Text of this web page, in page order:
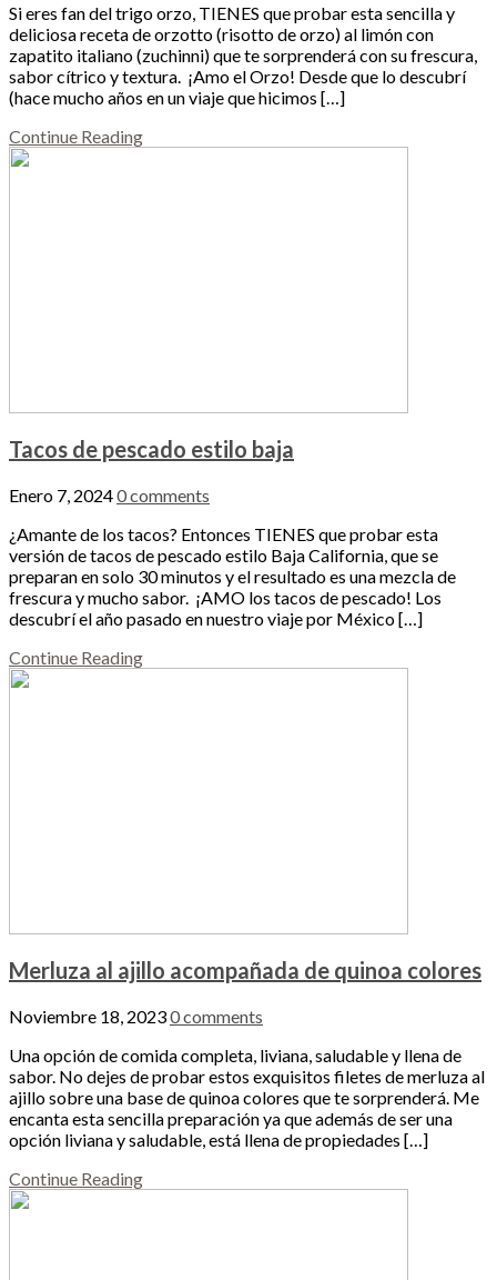
Si eres fan del trigo orzo, TIENES que probar esta sencilla y
deliciosa receta de orzotto (risotto de orzo) al limón con
zapatito italiano (zuchinni) que te sorprenderá con su frescura,
sabor cítrico y textura. ¡Amo el Orzo! Desde que lo descubrí
(hace mucho años en un viaje que hicimos […]
Continue Reading
Tacos de pescado estilo baja
Enero 7, 20240 comments
¿Amante de los tacos? Entonces TIENES que probar esta
versión de tacos de pescado estilo Baja California, que se
preparan en solo 30 minutos y el resultado es una mezcla de
frescura y mucho sabor. ¡AMO los tacos de pescado! Los
descubrí el año pasado en nuestro viaje por México […]
Continue Reading
Merluza al ajillo acompañada de quinoa colores
Noviembre 18, 20230 comments
Una opción de comida completa, liviana, saludable y llena de
sabor. No dejes de probar estos exquisitos filetes de merluza al
ajillo sobre una base de quinoa colores que te sorprenderá. Me
encanta esta sencilla preparación ya que además de ser una
opción liviana y saludable, está llena de propiedades […]
Continue Reading